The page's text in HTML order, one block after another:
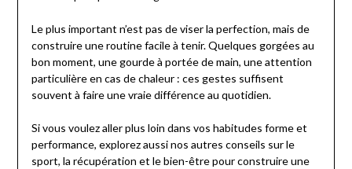
Le plus important n’est pas de viser la perfection, mais de
construire une routine facile à tenir. Quelques gorgées au
bon moment, une gourde à portée de main, une attention
particulière en cas de chaleur : ces gestes suffisent
souvent à faire une vraie différence au quotidien.
Si vous voulez aller plus loin dans vos habitudes forme et
performance, explorez aussi nos autres conseils sur le
sport, la récupération et le bien-être pour construire une